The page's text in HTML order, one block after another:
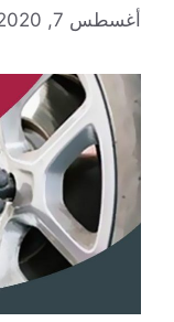
أغسطس 7, 2020